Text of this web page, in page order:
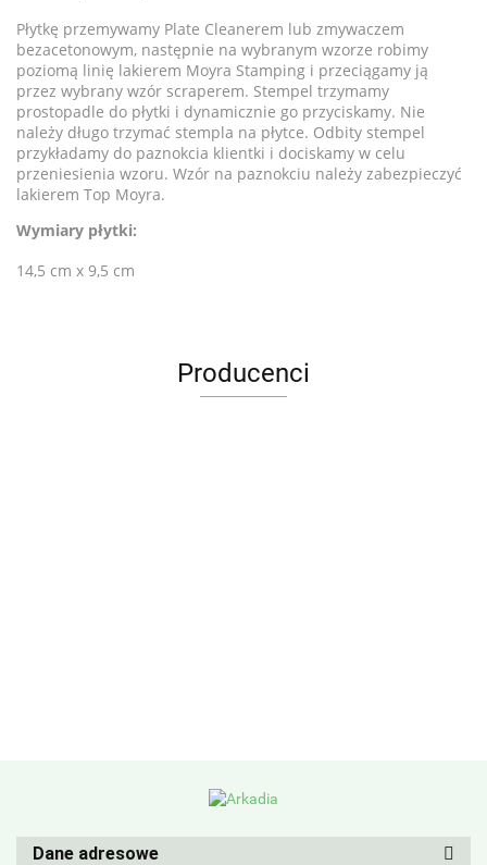
Płytkę przemywamy Plate Cleanerem lub zmywaczem
bezacetonowym, następnie na wybranym wzorze robimy
poziomą linię lakierem Moyra Stamping i przeciągamy ją
przez wybrany wzór scraperem. Stempel trzymamy
prostopadle do płytki i dynamicznie go przyciskamy. Nie
należy długo trzymać stempla na płytce. Odbity stempel
przykładamy do paznokcia klientki i dociskamy w celu
przeniesienia wzoru. Wzór na paznokciu należy zabezpieczyć
lakierem Top Moyra.
Wymiary płytki:
14,5 cm x 9,5 cm
Producenci
Dane adresowe